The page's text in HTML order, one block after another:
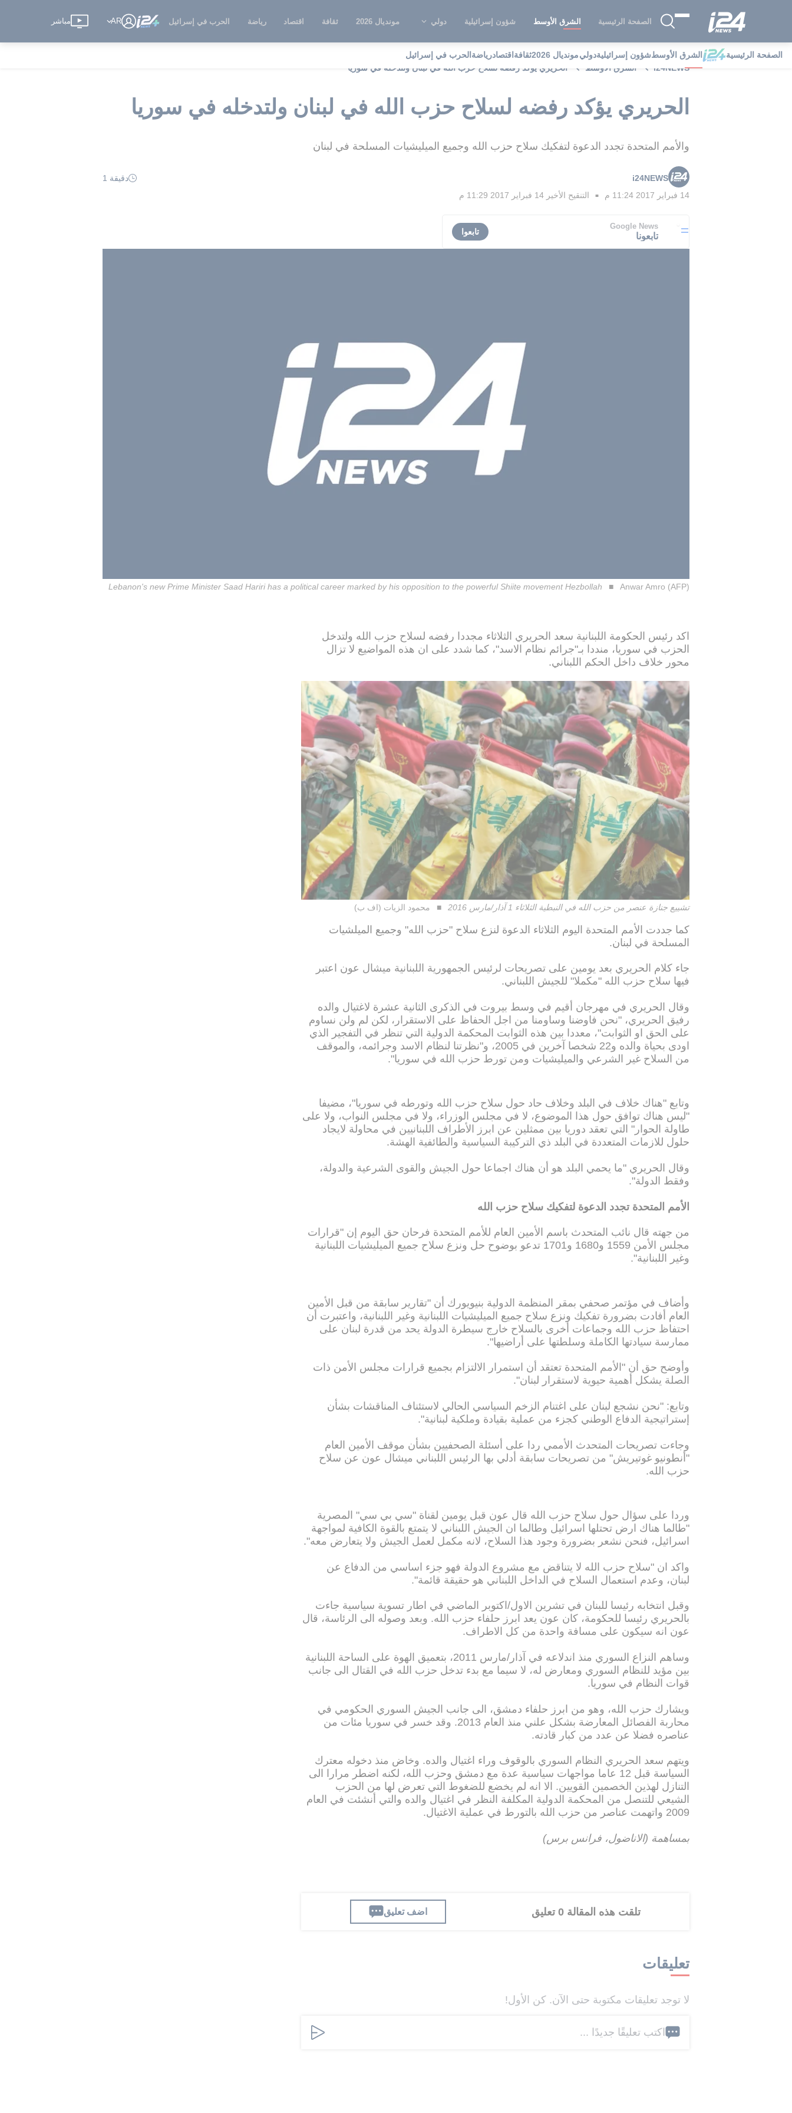
الصفحة الرئيسية الشرق الأوسط شؤون إسرائيلية دولي مونديال 2026 ثقافة اقتصاد رياضة الحرب في إسرائيل AR مباشر
الصفحة الرئيسية الشرق الأوسطشؤون إسرائيليةدوليمونديال 2026 ثقافة اقتصادرياضة الحرب في إسرائيل
i24NEWS
الشرق الأوسط الحريري يؤكد رفضه لسلاح حزب الله في لبنان ولتدخله في سوريا
الحريري يؤكد رفضه لسلاح حزب الله في لبنان ولتدخله في سوريا
والأمم المتحدة تجدد الدعوة لتفكيك سلاح حزب الله وجميع الميليشيات المسلحة في لبنان
i24NEWS
دقيقة 1
14 فبراير 2017 11:24 م
■ التنقيح الأخير 14 فبراير 2017 11:29 م
Google News
تابعونا تابعوا
Lebanon's new Prime Minister Saad Hariri has a political career marked by his opposition to the powerful Shiite movement Hezbollah Anwar Amro (AFP)
اكد رئيس الحكومة اللبنانية سعد الحريري الثلاثاء مجددا رفضه لسلاح حزب الله ولتدخل
الحزب في سوريا، منددا بـ"جرائم نظام الاسد"، كما شدد على ان هذه المواضيع لا تزال
محور خلاف داخل الحكم اللبناني.
تشييع جنازة عنصر من حزب الله في النبطية الثلاثاء 1 آذار/مارس 2016 محمود الزيات (اف ب)
كما جددت الأمم المتحدة اليوم الثلاثاء الدعوة لنزع سلاح "حزب الله" وجميع الميلشيات
المسلحة في لبنان.
جاء كلام الحريري بعد يومين على تصريحات لرئيس الجمهورية اللبنانية ميشال عون اعتبر
فيها سلاح حزب الله "مكملا" للجيش اللبناني.
وقال الحريري في مهرجان أقيم في وسط بيروت في الذكرى الثانية عشرة لاغتيال والده
رفيق الحريري، "نحن فاوضنا وساومنا من اجل الحفاظ على الاستقرار، لكن لم ولن نساوم
على الحق او الثوابت"، معددا بين هذه الثوابت المحكمة الدولية التي تنظر في التفجير الذي
اودى بحياة والده و22 شخصا آخرين في 2005، و"نظرتنا لنظام الاسد وجرائمه، والموقف
من السلاح غير الشرعي والميليشيات ومن تورط حزب الله في سوريا".
وتابع "هناك خلاف في البلد وخلاف حاد حول سلاح حزب الله وتورطه في سوريا"، مضيفا
"ليس هناك توافق حول هذا الموضوع، لا في مجلس الوزراء، ولا في مجلس النواب، ولا على
طاولة الحوار" التي تعقد دوريا بين ممثلين عن ابرز الأطراف اللبنانيين في محاولة لايجاد
حلول للازمات المتعددة في البلد ذي التركيبة السياسية والطائفية الهشة.
وقال الحريري "ما يحمي البلد هو أن هناك اجماعا حول الجيش والقوى الشرعية والدولة،
وفقط الدولة".
الأمم المتحدة تجدد الدعوة لتفكيك سلاح حزب الله
من جهته قال نائب المتحدث باسم الأمين العام للأمم المتحدة فرحان حق اليوم إن "قرارات
مجلس الأمن 1559 و1680 و1701 تدعو بوضوح حل ونزع سلاح جميع الميليشيات اللبنانية
وغير اللبنانية".
وأضاف في مؤتمر صحفي بمقر المنظمة الدولية بنيويورك أن "تقارير سابقة من قبل الأمين
العام أفادت بضرورة تفكيك ونزع سلاح جميع الميليشيات اللبنانية وغير اللبنانية، واعتبرت أن
احتفاظ حزب الله وجماعات أخرى بالسلاح خارج سيطرة الدولة يحد من قدرة لبنان على
ممارسة سيادتها الكاملة وسلطتها على أراضيها".
وأوضح حق أن "الأمم المتحدة تعتقد أن استمرار الالتزام بجميع قرارات مجلس الأمن ذات
الصلة يشكل أهمية حيوية لاستقرار لبنان".
وتابع: "نحن نشجع لبنان على اغتنام الزخم السياسي الحالي لاستئناف المناقشات بشأن
إستراتيجية الدفاع الوطني كجزء من عملية بقيادة وملكية لبنانية".
وجاءت تصريحات المتحدث الأممي ردا على أسئلة الصحفيين بشأن موقف الأمين العام
"أنطونيو غوتيريش" من تصريحات سابقة أدلي بها الرئيس اللبناني ميشال عون عن سلاح
حزب الله.
وردا على سؤال حول سلاح حزب الله قال عون قبل يومين لقناة "سي بي سي" المصرية
"طالما هناك ارض تحتلها اسرائيل وطالما ان الجيش اللبناني لا يتمتع بالقوة الكافية لمواجهة
اسرائيل، فنحن نشعر بضرورة وجود هذا السلاح، لانه مكمل لعمل الجيش ولا يتعارض معه".
واكد ان "سلاح حزب الله لا يتناقض مع مشروع الدولة فهو جزء اساسي من الدفاع عن
لبنان، وعدم استعمال السلاح في الداخل اللبناني هو حقيقة قائمة".
وقبل انتخابه رئيسا للبنان في تشرين الاول/اكتوبر الماضي في اطار تسوية سياسية جاءت
بالحريري رئيسا للحكومة، كان عون يعد ابرز حلفاء حزب الله. وبعد وصوله الى الرئاسة، قال
عون انه سيكون على مسافة واحدة من كل الاطراف.
وساهم النزاع السوري منذ اندلاعه في آذار/مارس 2011، بتعميق الهوة على الساحة اللبنانية
بين مؤيد للنظام السوري ومعارض له، لا سيما مع بدء تدخل حزب الله في القتال الى جانب
قوات النظام في سوريا.
ويشارك حزب الله، وهو من ابرز حلفاء دمشق، الى جانب الجيش السوري الحكومي في
محاربة الفصائل المعارضة بشكل علني منذ العام 2013. وقد خسر في سوريا مئات من
عناصره فضلا عن عدد من كبار قادته.
ويتهم سعد الحريري النظام السوري بالوقوف وراء اغتيال والده. وخاض منذ دخوله معترك
السياسة قبل 12 عاما مواجهات سياسية عدة مع دمشق وحزب الله، لكنه اضطر مرارا الى
التنازل لهذين الخصمين القويين. الا انه لم يخضع للضغوط التي تعرض لها من الحزب
الشيعي للتنصل من المحكمة الدولية المكلفة النظر في اغتيال والده والتي أنشئت في العام
2009 واتهمت عناصر من حزب الله بالتورط في عملية الاغتيال.
بمساهمة (الاناضول، فرانس برس)
تلقت هذه المقالة 0 تعليق اضف تعليق
تعليقات
لا توجد تعليقات مكتوبة حتى الآن. كن الأول!
اكتب تعليقًا جديدًا ...